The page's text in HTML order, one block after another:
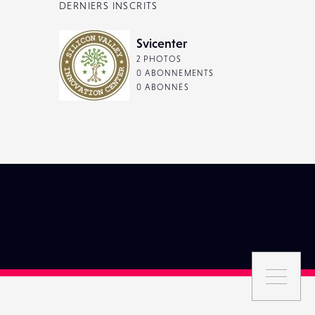
DERNIERS INSCRITS
Svicenter
2 PHOTOS
0 ABONNEMENTS
0 ABONNÉS